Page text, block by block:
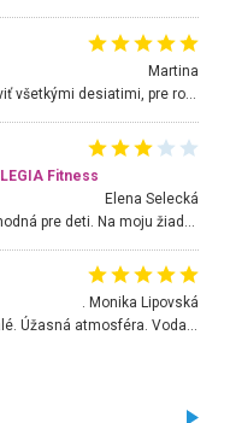
Martina
Nádherné miesto ktoré odporúčam navštíviť všetkými desiatimi, pre rodiny s deťmi, dôchodcom... Proste a jednoducho ozaj rozprávkový les.. určite ešte prídeme. Odniesli sme si na pamiatku krásne tričká,
Fitness
Elena Selecká
. Monika Lipovská
Úžasné prostredie, napriek tomu, že je malé. Úžasná atmosféra. Voda fantastická a nádherná. Ľudí je pomerne veľa, ale su mili a ohľaduplní. Je veľmi zaujímavé sledovať, ako dokážu spolu športovať cudzí ľudia a bez ohľadu na vek. Vládne tu pohoda. Vnuka neviem dostať z vody. Ďakujem za krásny deň . Urcite sa sem vrátim. Jediný problém je s parkovaním, ale aj ten sa mi podarilo vyriešiť. Monika Bratislava